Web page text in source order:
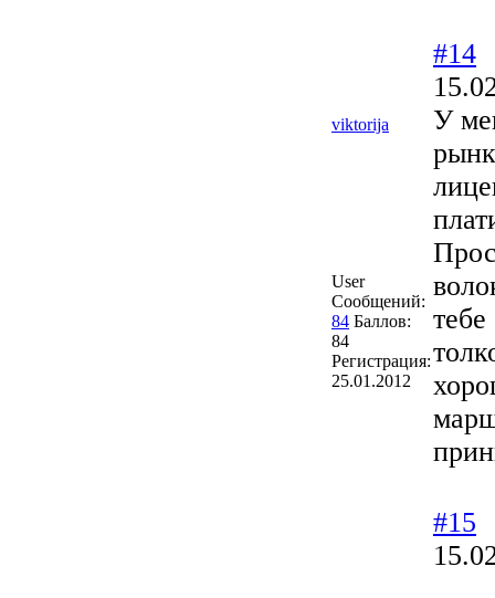
viktorija
User
Сообщений:
84 Баллов:
84
Регистрация:
25.01.2012
#14
У
#15